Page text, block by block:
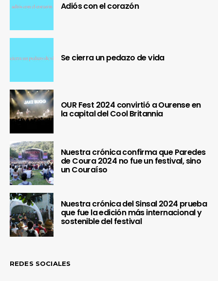
Adiós con el corazón
Se cierra un pedazo de vida
OUR Fest 2024 convirtió a Ourense en
la capital del Cool Britannia
Nuestra crónica confirma que Paredes
de Coura 2024 no fue un festival, sino
un Couraíso
Nuestra crónica del Sinsal 2024 prueba
que fue la edición más internacional y
sostenible del festival
REDES SOCIALES